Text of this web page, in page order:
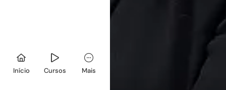
Início Cursos Mais